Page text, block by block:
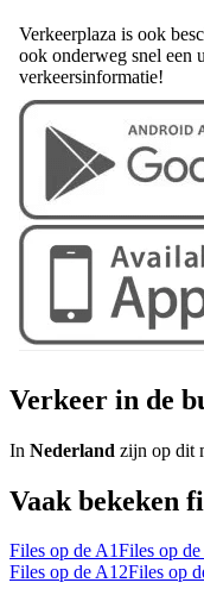
Verkeerplaza is ook
ook onderweg snel een
verkeersinformatie!
Verkeer in de
In Nederland zijn op dit
Vaak bekeken
Files op de A1Files op
Files op de A12Files op